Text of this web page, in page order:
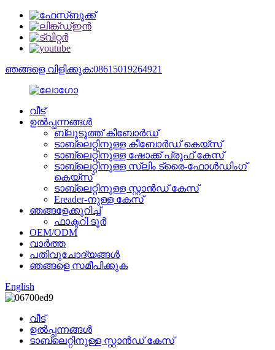
ഞങ്ങളെ വിളിക്കുക:08615019264921
വീട്
ഉൽപ്പന്നങ്ങൾ
ബ്ലൂടൂത്ത് കീബോർഡ്
ടാബ്‌ലെറ്റിനുള്ള കീബോർഡ് കെയ്‌സ്
ടാബ്‌ലെറ്റിനുള്ള ഷോക്ക് പ്രൂഫ് കേസ്
ടാബ്‌ലെറ്റിനുള്ള സ്ലിം ട്രൈ-ഫോൾഡിംഗ്
കെയ്‌സ്
ടാബ്‌ലെറ്റിനുള്ള സ്റ്റാൻഡ് കേസ്
Ereader-നുള്ള കേസ്
ഞങ്ങളേക്കുറിച്ച്
ഫാക്ടറി ടൂർ
OEM/ODM
വാർത്ത
പതിവുചോദ്യങ്ങൾ
ഞങ്ങളെ സമീപിക്കുക
English
വീട്
ഉൽപ്പന്നങ്ങൾ
ടാബ്‌ലെറ്റിനുള്ള സ്റ്റാൻഡ് കേസ്